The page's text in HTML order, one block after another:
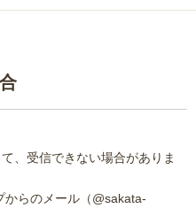
、受信できない場合がありま
らのメール（@sakata-